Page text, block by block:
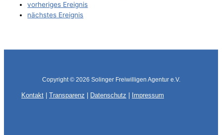
vorheriges Ereignis
nächstes Ereignis
Copyright © 2026 Solinger Freiwilligen Agentur e.V.
Kontakt Transparenz Datenschutz Impressum